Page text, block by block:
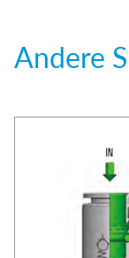
Andere